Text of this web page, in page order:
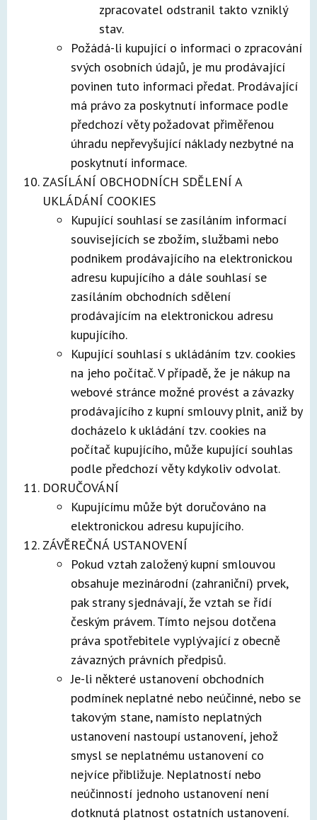
zpracovatel odstranil takto vzniklý
stav.
Požádá-li kupující o informaci o zpracování
svých osobních údajů, je mu prodávající
povinen tuto informaci předat. Prodávající
má právo za poskytnutí informace podle
předchozí věty požadovat přiměřenou
úhradu nepřevyšující náklady nezbytné na
poskytnutí informace.
ZASÍLÁNÍ OBCHODNÍCH SDĚLENÍ A
UKLÁDÁNÍ COOKIES
Kupující souhlasí se zasíláním informací
souvisejících se zbožím, službami nebo
podnikem prodávajícího na elektronickou
adresu kupujícího a dále souhlasí se
zasíláním obchodních sdělení
prodávajícím na elektronickou adresu
kupujícího.
Kupující souhlasí s ukládáním tzv. cookies
na jeho počítač. V případě, že je nákup na
webové stránce možné provést a závazky
prodávajícího z kupní smlouvy plnit, aniž by
docházelo k ukládání tzv. cookies na
počítač kupujícího, může kupující souhlas
podle předchozí věty kdykoliv odvolat.
DORUČOVÁNÍ
Kupujícímu může být doručováno na
elektronickou adresu kupujícího.
ZÁVĚREČNÁ USTANOVENÍ
Pokud vztah založený kupní smlouvou
obsahuje mezinárodní (zahraniční) prvek,
pak strany sjednávají, že vztah se řídí
českým právem. Tímto nejsou dotčena
práva spotřebitele vyplývající z obecně
závazných právních předpisů.
Je-li některé ustanovení obchodních
podmínek neplatné nebo neúčinné, nebo se
takovým stane, namísto neplatných
ustanovení nastoupí ustanovení, jehož
smysl se neplatnému ustanovení co
nejvíce přibližuje. Neplatností nebo
neúčinností jednoho ustanovení není
dotknutá platnost ostatních ustanovení.